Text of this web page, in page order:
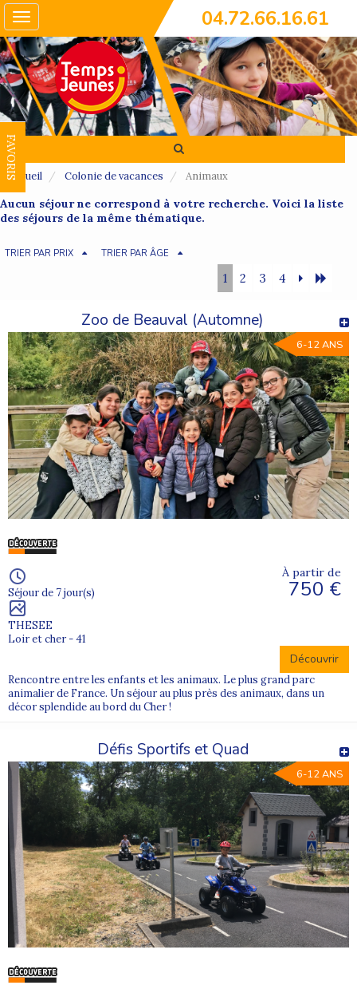
Toggle
navigation
04.72.66.16.61
FAVORIS
Accueil Colonie de vacances Animaux
Aucun séjour ne correspond à votre recherche. Voici la liste
des séjours de la même thématique.
TRIER PAR PRIX TRIER PAR ÂGE
1 2 3 4
Zoo de Beauval (Automne)
6-12 ANS
Séjour de 7 jour(s)
THESEE
Loir et cher - 41
À partir de
750 €
Découvrir
Rencontre entre les enfants et les animaux. Le plus grand parc
animalier de France. Un séjour au plus près des animaux, dans un
décor splendide au bord du Cher !
Défis Sportifs et Quad
6-12 ANS